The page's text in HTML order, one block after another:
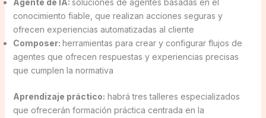
Agente de IA: soluciones de agentes basadas en el
conocimiento fiable, que realizan acciones seguras y
ofrecen experiencias automatizadas al cliente
Composer: herramientas para crear y configurar flujos de
agentes que ofrecen respuestas y experiencias precisas
que cumplen la normativa
Aprendizaje práctico: habrá tres talleres especializados
que ofrecerán formación práctica centrada en la